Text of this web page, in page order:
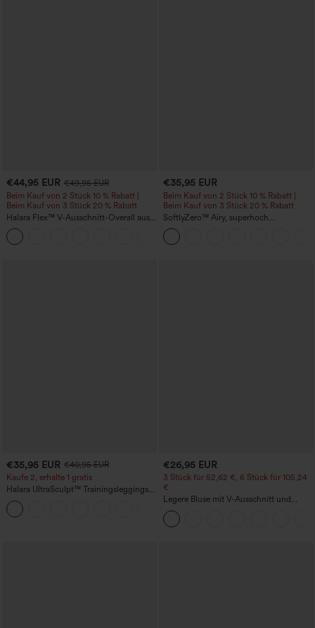
€44,95 EUR €49,95 EUR
Beim Kauf von 2 Stück 10 % Rabatt |
Beim Kauf von 3 Stück 20 % Rabatt
Halara Flex™ V-Ausschnitt-Overall aus
gewaschenem Denim mit Taschen –
lässig
€35,95 EUR
Beim Kauf von 2 Stück 10 % Rabatt |
Beim Kauf von 3 Stück 20 % Rabatt
SoftlyZero™ Airy, superhoch
geschnittene 2-in-1 InstantCool Yoga-
Shorts 7" mit Taschen
€35,95 EUR €40,95 EUR
Kaufe 2, erhalte 1 gratis
Halara UltraSculpt™ Trainingsleggings
mit hohem Bund – raffende Push-up-
Po-Form, Bauchkontrolle, Taschen und
formende Passform
€26,95 EUR
3 Stück für 52,62 €, 6 Stück für 105,24
€
Legere Bluse mit V-Ausschnitt und
kurzen Puffärmeln